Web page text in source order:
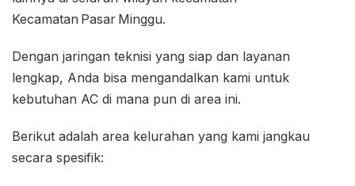
Kecamatan Pasar Minggu.
Dengan jaringan teknisi yang siap dan layanan
lengkap, Anda bisa mengandalkan kami untuk
kebutuhan AC di mana pun di area ini.
Berikut adalah area kelurahan yang kami jangkau
secara spesifik: